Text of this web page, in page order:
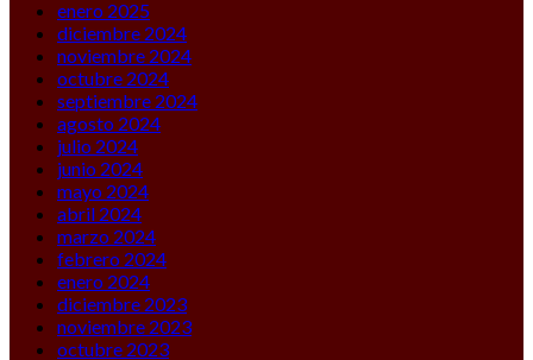
enero 2025
diciembre 2024
noviembre 2024
octubre 2024
septiembre 2024
agosto 2024
julio 2024
junio 2024
mayo 2024
abril 2024
marzo 2024
febrero 2024
enero 2024
diciembre 2023
noviembre 2023
octubre 2023